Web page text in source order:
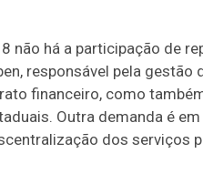
não há a participação de
responsável pela
financeiro, como
Outra demanda é
dos serviços